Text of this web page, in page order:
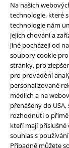
Na našich
technologie, které
technologie nám
jejich chování a
jiné pocházejí od
soubory cookie
stránky, pro
pro provádění
personalizované
médiích a na
přenášeny do
rozhodnutí o
kteří mají příslušné
souhlas s
Případně můžete